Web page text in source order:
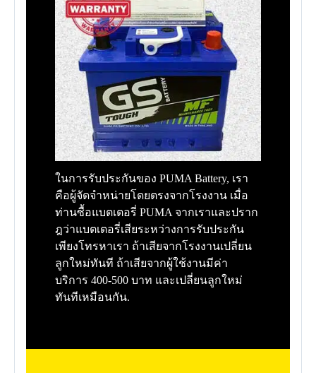
ในการรับประกันของ PUMA Battery, เรา
คือผู้จัดจำหน่ายโดยตรงจากโรงงาน เมื่อ
ท่านซื้อแบตเตอรี่ PUMA จากเราและปราก
ฎว่าแบตเตอรี่เสียระหว่างการรับประกัน
เพียงโทรหาเรา ถ้าเสียจากโรงงานเปลี่ยน
ลูกใหม่ทันที ถ้าเสียจากผู้ใช้งานมีค่า
บริการ 400-500 บาท และเปลี่ยนลูกใหม่
ทันทีเหมือนกัน.